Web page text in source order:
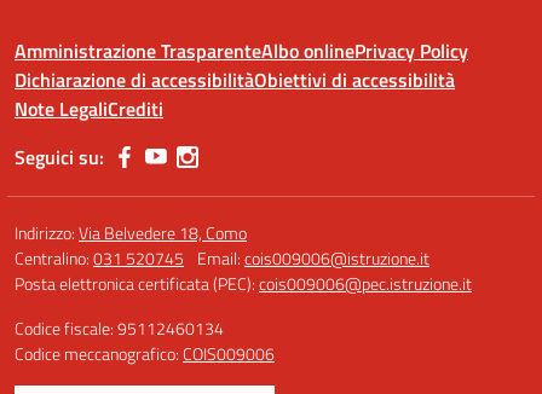
Amministrazione TrasparenteAlbo onlinePrivacy Policy
Dichiarazione di accessibilitàObiettivi di accessibilità
Note LegaliCrediti
Seguici su:
Indirizzo:Via Belvedere 18, Como
Centralino:031 520745 Email:cois009006@istruzione.it
Posta elettronica certificata (PEC):cois009006@pec.istruzione.it
Codice fiscale: 95112460134
Codice meccanografico: COIS009006